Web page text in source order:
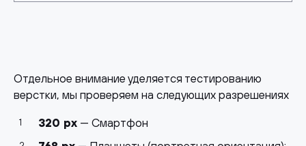
Отдельное внимание уделяется тестированию
верстки, мы проверяем на следующих разрешениях
320 px — Смартфон